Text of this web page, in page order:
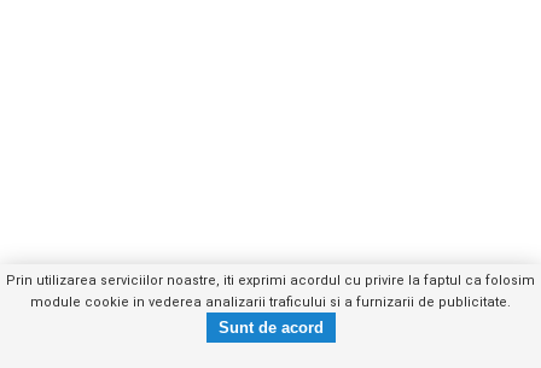
Trimite mesaj privat
Prin utilizarea serviciilor noastre, iti exprimi acordul cu privire la faptul ca folosim
module cookie in vederea analizarii traficului si a furnizarii de publicitate.